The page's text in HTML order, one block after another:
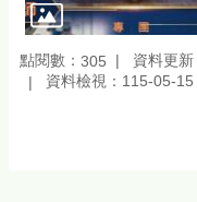
點閱數： 305
資料更
資料檢視：115-05-15